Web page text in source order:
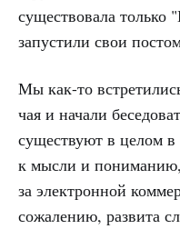
существовала
запустили свои
Мы как-то
чая и начали
существуют в целом
к мысли и пониманию,
за электронной
сожалению, развита